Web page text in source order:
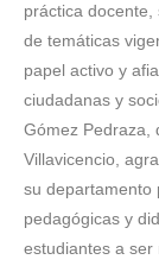
práctica
de temáticas
papel activo y
ciudadanas y
Gómez Pedraza,
Villavicencio,
su departamento
pedagógicas y
estudiantes a ser